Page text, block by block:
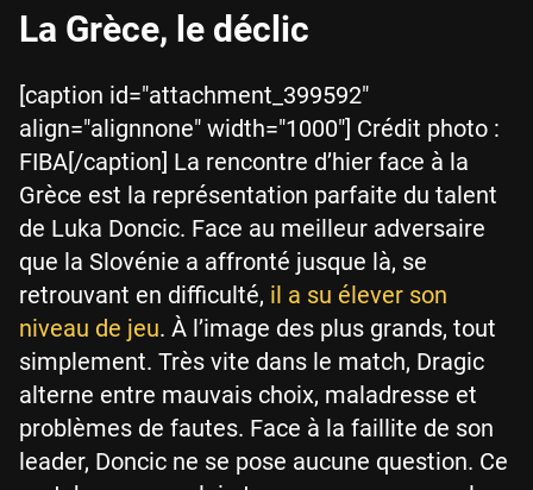
La Grèce, le déclic
[caption id="attachment_399592"
align="alignnone" width="1000"] Crédit photo :
FIBA[/caption] La rencontre d’hier face à la
Grèce est la représentation parfaite du talent
de Luka Doncic. Face au meilleur adversaire
que la Slovénie a affronté jusque là, se
retrouvant en difficulté, il a su élever son
niveau de jeu. À l’image des plus grands, tout
simplement. Très vite dans le match, Dragic
alterne entre mauvais choix, maladresse et
problèmes de fautes. Face à la faillite de son
leader, Doncic ne se pose aucune question. Ce